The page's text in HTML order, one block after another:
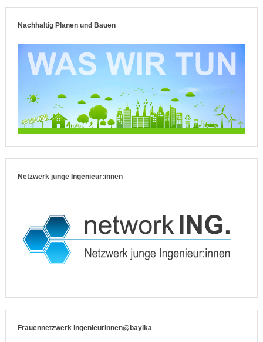
Nachhaltig Planen und Bauen
Netzwerk junge Ingenieur:innen
Frauennetzwerk ingenieurinnen@bayika